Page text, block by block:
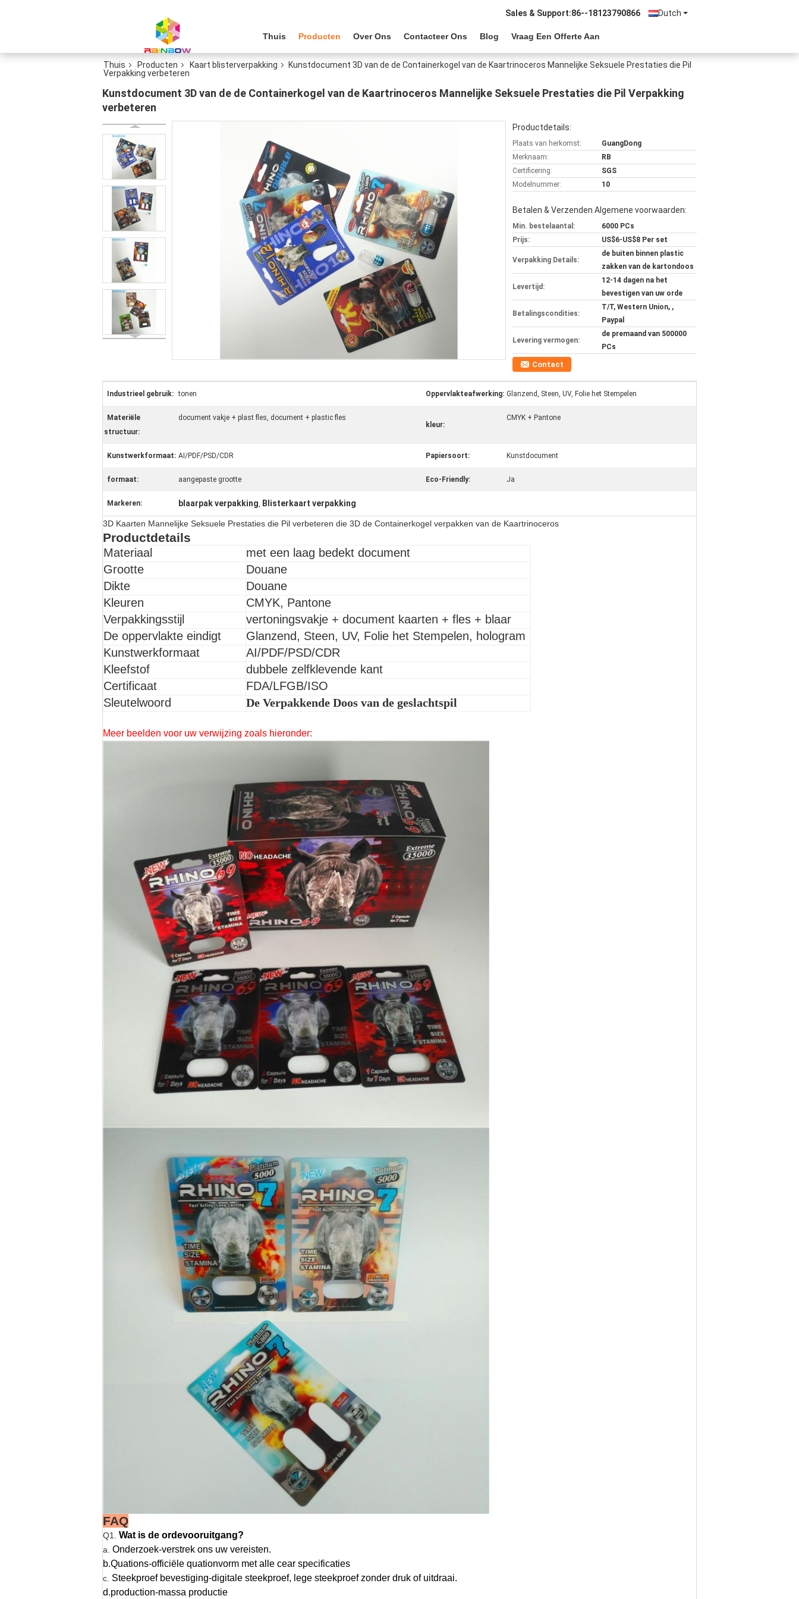
Dutch
Sales & Support:86--18123790866
Thuis Producten Over Ons Contacteer Ons Blog Vraag Een Offerte Aan
Thuis Producten Kaart blisterverpakking
Kunstdocument 3D van de de Containerkogel van de Kaartrinoceros Mannelijke Seksuele Prestaties die Pil
Verpakking verbeteren
Kunstdocument 3D van de de Containerkogel van de Kaartrinoceros Mannelijke Seksuele Prestaties die Pil Verpakking
verbeteren
Productdetails:
Plaats van herkomst:
GuangDong
Merknaam:
RB
Certificering:
SGS
Modelnummer:
10
Betalen & Verzenden Algemene voorwaarden:
Min. bestelaantal:
6000 PCs
Prijs:
US$6-US$8 Per set
Verpakking Details:
de buiten binnen plastic
zakken van de kartondoos
Levertijd:
12-14 dagen na het
bevestigen van uw orde
Betalingscondities:
T/T, Western Union, ,
Paypal
Levering vermogen:
de premaand van 500000
PCs
Contact
Industrieel gebruik: tonen Oppervlakteafwerking: Glanzend, Steen, UV, Folie het Stempelen
Materiële
structuur:
document vakje + plast fles, document + plastic fles
kleur:
CMYK + Pantone
Kunstwerkformaat: AI/PDF/PSD/CDR Papiersoort: Kunstdocument
formaat: aangepaste grootte Eco-Friendly: Ja
Markeren: blaarpak verpakking, Blisterkaart verpakking
3D Kaarten Mannelijke Seksuele Prestaties die Pil verbeteren die 3D de Containerkogel verpakken van de Kaartrinoceros
Productdetails
Materiaal
met een laag bedekt document
Grootte
Douane
Dikte
Douane
Kleuren
CMYK, Pantone
Verpakkingsstijl
vertoningsvakje + document kaarten + fles + blaar
De oppervlakte eindigt
Glanzend, Steen, UV, Folie het Stempelen, hologram
Kunstwerkformaat
AI/PDF/PSD/CDR
Kleefstof
dubbele zelfklevende kant
Certificaat
FDA/LFGB/ISO
Sleutelwoord
De Verpakkende Doos van de geslachtspil
Meer beelden voor uw verwijzing zoals hieronder:
FAQ
Q1. Wat is de ordevooruitgang?
a. Onderzoek-verstrek ons uw vereisten.
b.Quations-officiële quationvorm met alle cear specificaties
c. Steekproef bevestiging-digitale steekproef, lege steekproef zonder druk of uitdraai.
d.production-massa productie